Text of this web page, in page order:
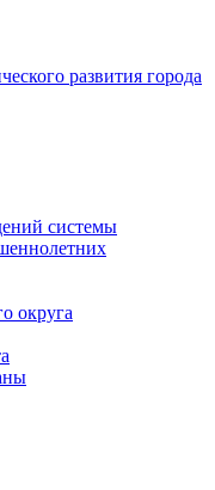
развития города
системы
округа